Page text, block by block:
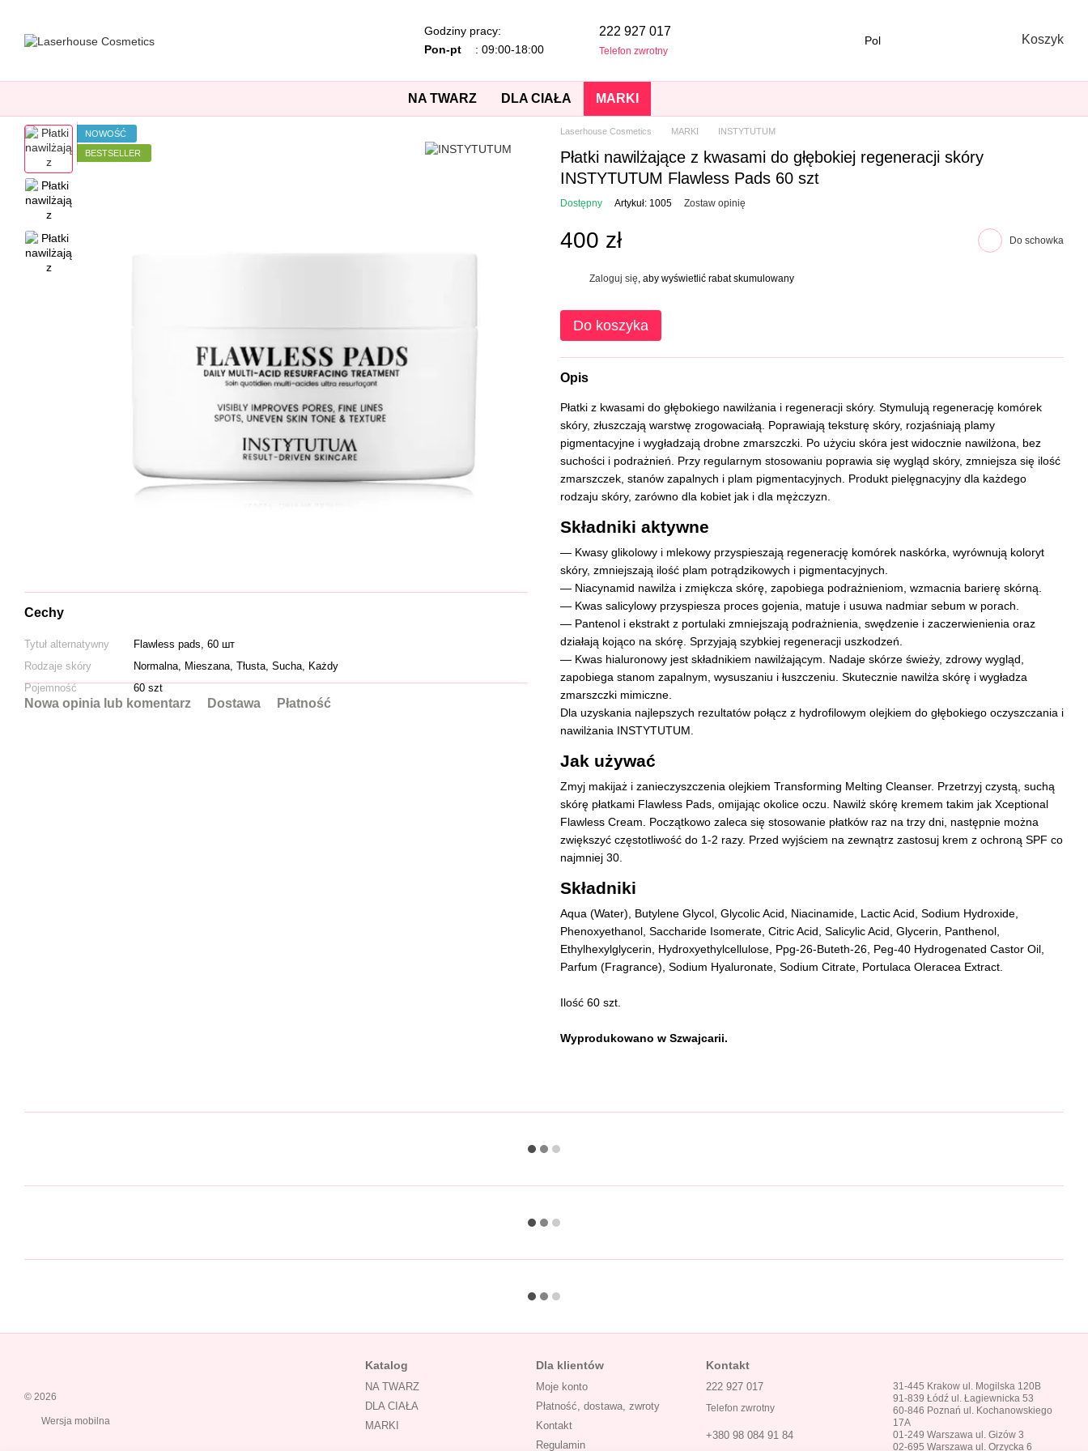
Godziny pracy:
Pon-pt
: 09:00-18:00
222 927 017
Telefon zwrotny
Pol Koszyk
NA TWARZ DLA CIAŁA MARKI
NOWOŚĆ
BESTSELLER
Cechy
Tytuł alternatywny
Flawless pads, 60 шт
Rodzaje skóry
Normalna, Mieszana, Tłusta, Sucha, Każdy
Pojemność
60 szt
Nowa opinia lub komentarz Dostawa Płatność
Laserhouse Cosmetics MARKI INSTYTUTUM
Płatki nawilżające z kwasami do głębokiej regeneracji skóry
INSTYTUTUM Flawless Pads 60 szt
Dostępny Artykuł: 1005 Zostaw opinię
400 zł Do schowka
Zaloguj się , aby wyświetlić rabat skumulowany
Do koszyka
Opis
Płatki z kwasami do głębokiego nawilżania i regeneracji skóry. Stymulują regenerację komórek
skóry, złuszczają warstwę zrogowaciałą. Poprawiają teksturę skóry, rozjaśniają plamy
pigmentacyjne i wygładzają drobne zmarszczki. Po użyciu skóra jest widocznie nawilżona, bez
suchości i podrażnień. Przy regularnym stosowaniu poprawia się wygląd skóry, zmniejsza się ilość
zmarszczek, stanów zapalnych i plam pigmentacyjnych. Produkt pielęgnacyjny dla każdego
rodzaju skóry, zarówno dla kobiet jak i dla mężczyzn.
Składniki aktywne
— Kwasy glikolowy i mlekowy przyspieszają regenerację komórek naskórka, wyrównują koloryt
skóry, zmniejszają ilość plam potrądzikowych i pigmentacyjnych.
— Niacynamid nawilża i zmiękcza skórę, zapobiega podrażnieniom, wzmacnia barierę skórną.
— Kwas salicylowy przyspiesza proces gojenia, matuje i usuwa nadmiar sebum w porach.
— Pantenol i ekstrakt z portulaki zmniejszają podrażnienia, swędzenie i zaczerwienienia oraz
działają kojąco na skórę. Sprzyjają szybkiej regeneracji uszkodzeń.
— Kwas hialuronowy jest składnikiem nawilżającym. Nadaje skórze świeży, zdrowy wygląd,
zapobiega stanom zapalnym, wysuszaniu i łuszczeniu. Skutecznie nawilża skórę i wygładza
zmarszczki mimiczne.
Dla uzyskania najlepszych rezultatów połącz z hydrofilowym olejkiem do głębokiego oczyszczania i
nawilżania INSTYTUTUM.
Jak używać
Zmyj makijaż i zanieczyszczenia olejkiem Transforming Melting Cleanser. Przetrzyj czystą, suchą
skórę płatkami Flawless Pads, omijając okolice oczu. Nawilż skórę kremem takim jak Xceptional
Flawless Cream. Początkowo zaleca się stosowanie płatków raz na trzy dni, następnie można
zwiększyć częstotliwość do 1-2 razy. Przed wyjściem na zewnątrz zastosuj krem z ochroną SPF co
najmniej 30.
Składniki
Aqua (Water), Butylene Glycol, Glycolic Acid, Niacinamide, Lactic Acid, Sodium Hydroxide,
Phenoxyethanol, Saccharide Isomerate, Citric Acid, Salicylic Acid, Glycerin, Panthenol,
Ethylhexylglycerin, Hydroxyethylcellulose, Ppg-26-Buteth-26, Peg-40 Hydrogenated Castor Oil,
Parfum (Fragrance), Sodium Hyaluronate, Sodium Citrate, Portulaca Oleracea Extract.
Ilość 60 szt.
Wyprodukowano w Szwajcarii.
© 2026
Wersja mobilna
Katalog
NA TWARZ
DLA CIAŁA
MARKI
Dla klientów
Moje konto
Płatność, dostawa, zwroty
Kontakt
Regulamin
Kontakt
222 927 017
Telefon zwrotny
+380 98 084 91 84
31-445 Krakow ul. Mogilska 120B
91-839 Łódź ul. Łagiewnicka 53
60-846 Poznań ul. Kochanowskiego
17A
01-249 Warszawa ul. Gizów 3
02-695 Warszawa ul. Orzycka 6